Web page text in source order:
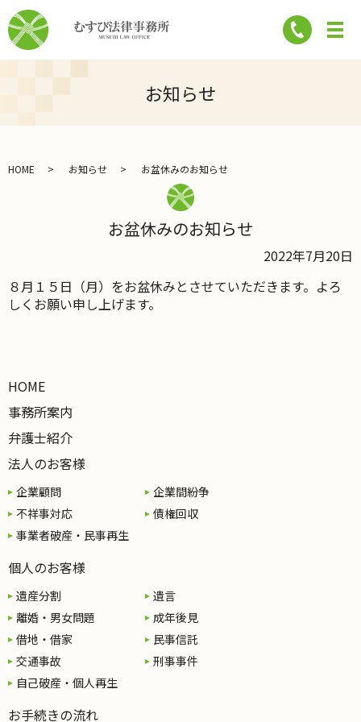
お知らせ
HOME お知らせ お盆休みのお知らせ
お盆休みのお知らせ
2022年7月20日
８月１５日（月）をお盆休みとさせていただきます。よろ
しくお願い申し上げます。
HOME
事務所案内
弁護士紹介
法人のお客様
企業顧問
企業間紛争
不祥事対応
債権回収
事業者破産・民事再生
個人のお客様
遺産分割
遺言
離婚・男女問題
成年後見
借地・借家
民事信託
交通事故
刑事事件
自己破産・個人再生
お手続きの流れ